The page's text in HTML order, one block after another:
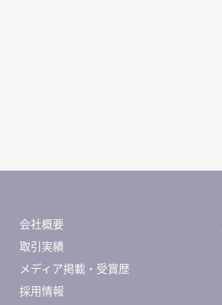
会社概要
取引実績
メディア掲載・受賞歴
採用情報